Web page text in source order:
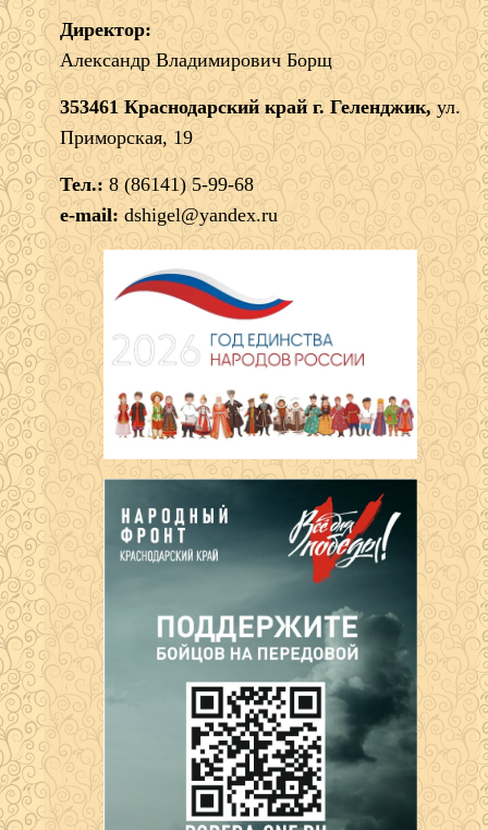
Директор:
Александр Владимирович Борщ
353461 Краснодарский край г. Геленджик, ул.
Приморская, 19
Тел.: 8 (86141) 5-99-68
e-mail: dshigel@yandex.ru